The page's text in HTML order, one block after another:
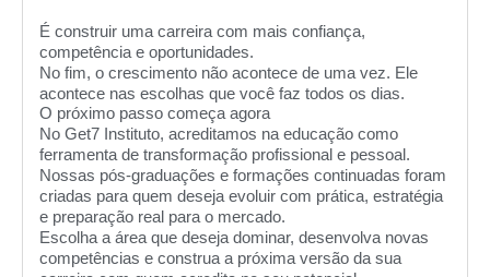
É construir uma carreira com mais confiança,
competência e oportunidades.
No fim, o crescimento não acontece de uma vez. Ele
acontece nas escolhas que você faz todos os dias.
O próximo passo começa agora
No Get7 Instituto, acreditamos na educação como
ferramenta de transformação profissional e pessoal.
Nossas pós-graduações e formações continuadas foram
criadas para quem deseja evoluir com prática, estratégia
e preparação real para o mercado.
Escolha a área que deseja dominar, desenvolva novas
competências e construa a próxima versão da sua